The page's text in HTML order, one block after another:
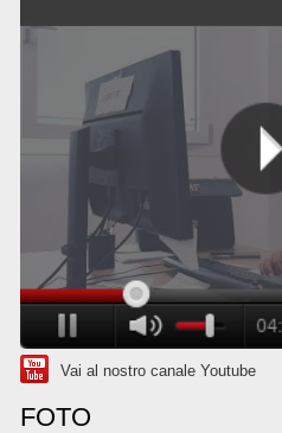
Vai al nostro canale Youtube
FOTO